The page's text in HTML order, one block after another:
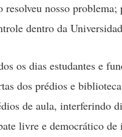
resolveu nosso
dentro da
os dias estudantes e
dos prédios e
de aula, interferindo
livre e democrático